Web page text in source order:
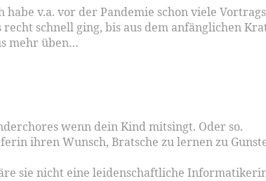
habe v.a. vor der Pandemie schon viele
schnell ging, bis aus dem anfänglichen
mehr üben…
wenn dein Kind mitsingt. Oder so.
ihren Wunsch, Bratsche zu lernen zu
sie nicht eine leidenschaftliche